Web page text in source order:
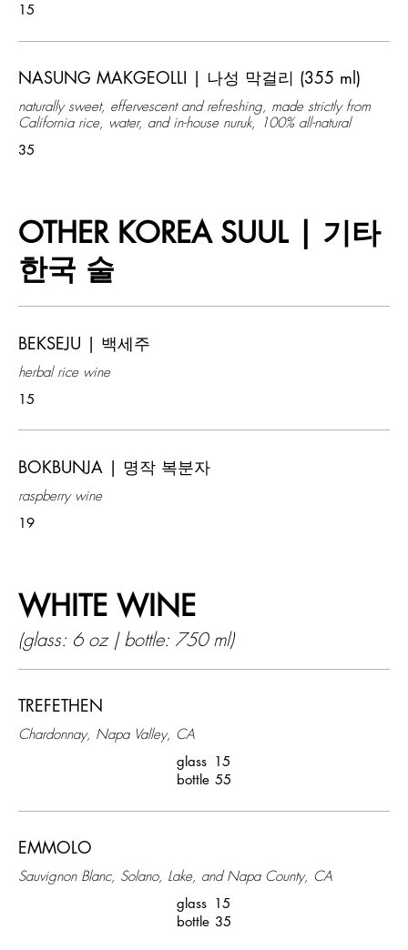
15
NASUNG MAKGEOLLI | 나성 막걸리 (355 ml)
naturally sweet, effervescent and refreshing, made strictly from
California rice, water, and in-house nuruk, 100% all-natural
35
OTHER KOREA SUUL | 기타
한국 술
BEKSEJU | 백세주
herbal rice wine
15
BOKBUNJA | 명작 복분자
raspberry wine
19
WHITE WINE
(glass: 6 oz | bottle: 750 ml)
TREFETHEN
Chardonnay, Napa Valley, CA
glass 15
bottle 55
EMMOLO
Sauvignon Blanc, Solano, Lake, and Napa County, CA
glass 15
bottle 35